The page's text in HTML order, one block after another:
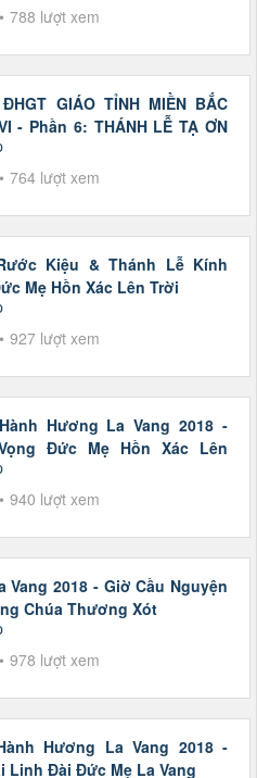
788 lượt xem
GIÁO TỈNH MIỀN BẮC
- Phần 6: THÁNH LỄ TẠ ƠN
764 lượt xem
Kiệu & Thánh Lễ Kính
Mẹ Hồn Xác Lên Trời
927 lượt xem
Hương La Vang 2018 -
Đức Mẹ Hồn Xác Lên
940 lượt xem
Vang 2018 - Giờ Cầu Nguyện
Chúa Thương Xót
978 lượt xem
Hương La Vang 2018 -
Linh Đài Đức Mẹ La Vang